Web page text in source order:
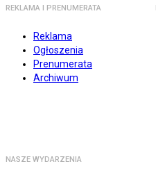
REKLAMA I PRENUMERATA
Reklama
Ogłoszenia
Prenumerata
Archiwum
NASZE WYDARZENIA